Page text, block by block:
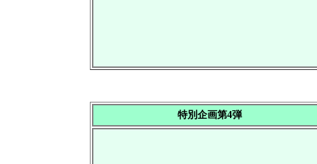
特別企画第4弾